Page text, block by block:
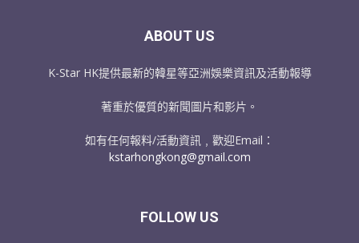
ABOUT US
K-Star HK提供最新的韓星等亞洲娛樂資訊及活動報導
著重於優質的新聞圖片和影片。
如有任何報料/活動資訊﹐歡迎Email：
kstarhongkong@gmail.com
FOLLOW US